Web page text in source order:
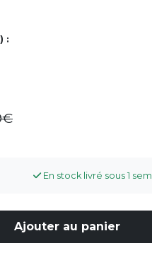
:
En stock livré sous 1 sem
Ajouter au panier